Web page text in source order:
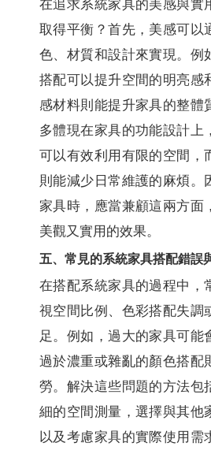
在追求系統家具的美感與實
取得平衡？首先，美感可以
色、材質和設計來實現。例
搭配可以提升空間的明亮感
感材料則能提升家具的整體
多體現在家具的功能設計上
可以有效利用有限的空間，
則能減少日常維護的麻煩。
家具時，應當兼顧這兩方面
美觀又實用的效果。
五、常見的系統家具搭配錯誤
在搭配系統家具的過程中，
視空間比例、色彩搭配失調
足。例如，過大的家具可能
過於濃重或雜亂的顏色搭配
勞。解決這些問題的方法包
細的空間測量，選擇與其他
以及考慮家具的實際使用需